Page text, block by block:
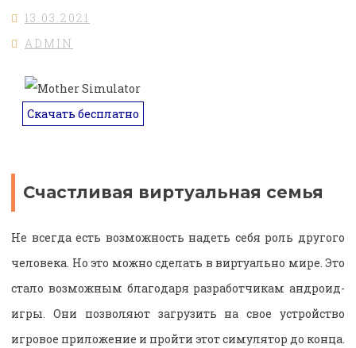
13.03.2021
ADMIN
Скачать бесплатно
Счастливая виртуальная семья
Не всегда есть возможность надеть себя роль другого
человека. Но это можно сделать в виртуально мире. Это
стало возможным благодаря разработчикам андроид-
игры. Они позволяют загрузить на свое устройство
игровое приложение и пройти этот симулятор до конца.